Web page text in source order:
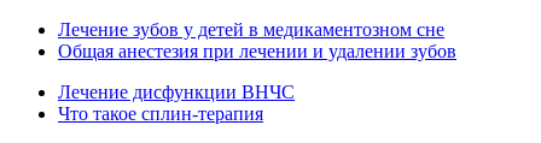
Лечение зубов у детей в медикаментозном сне
Общая анестезия при лечении и удалении зубов
Лечение дисфункции ВНЧС
Что такое сплин-терапия